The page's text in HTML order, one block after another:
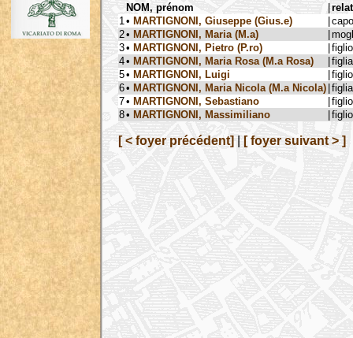
NOM, prénom |
1 • MARTIGNONI, Giuseppe (Gius.e) |
2• MARTIGNONI, Maria (M.a) |
3• MARTIGNONI, Pietro (P.ro) |figlio
4• MARTIGNONI, Maria Rosa (M.a Rosa) |figlia
5• MARTIGNONI, Luigi |figlio
6• MARTIGNONI, Maria Nicola (M.a Nicola) |figlia
7• MARTIGNONI, Sebastiano |figlio
8• MARTIGNONI, Massimiliano |figlio
[ < foyer précédent] [ foyer suivant > ]